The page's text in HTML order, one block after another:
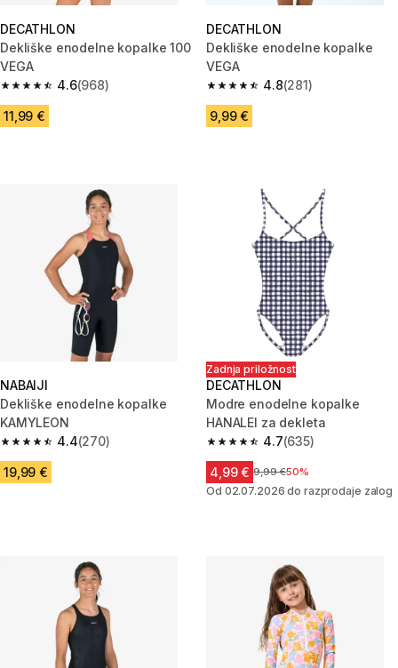
DECATHLON
Dekliške enodelne kopalke 100
VEGA
4.6
4.6 od 5 zvezdic from 968 ocene
(968)
11,99 €
DECATHLON
Dekliške enodelne kopalke
VEGA
4.8
4.8 od 5 zvezdic from 281
(281)
9,99 €
NABAIJI
Dekliške enodelne kopalke
KAMYLEON
4.4
4.4 od 5 zvezdic from 270 ocene
(270)
19,99 €
Zadnja priložnost
DECATHLON
Modre enodelne kopalke
HANALEI za dekleta
4.7
4.7 od 5 zvezdic from 635
(635)
4,99 € Cena pred znižanjem
9,99 €50%
Od 02.07.2026 do razprodaje zalog